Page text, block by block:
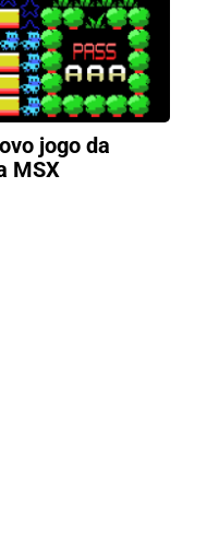
jogo da
MSX